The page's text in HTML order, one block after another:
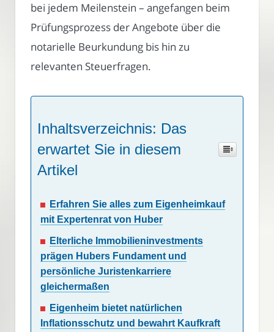
bei jedem Meilenstein – angefangen beim
Prüfungsprozess der Angebote über die
notarielle Beurkundung bis hin zu
relevanten Steuerfragen.
Inhaltsverzeichnis: Das
erwartet Sie in diesem
Artikel
Erfahren Sie alles zum Eigenheimkauf
mit Expertenrat von Huber
Elterliche Immobilieninvestments
prägen Hubers Fundament und
persönliche Juristenkarriere
gleichermaßen
Eigenheim bietet natürlichen
Inflationsschutz und bewahrt Kaufkraft